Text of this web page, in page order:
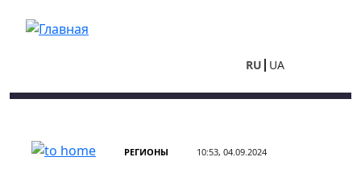
RU UA
РЕГИОНЫ 10:53, 04.09.2024